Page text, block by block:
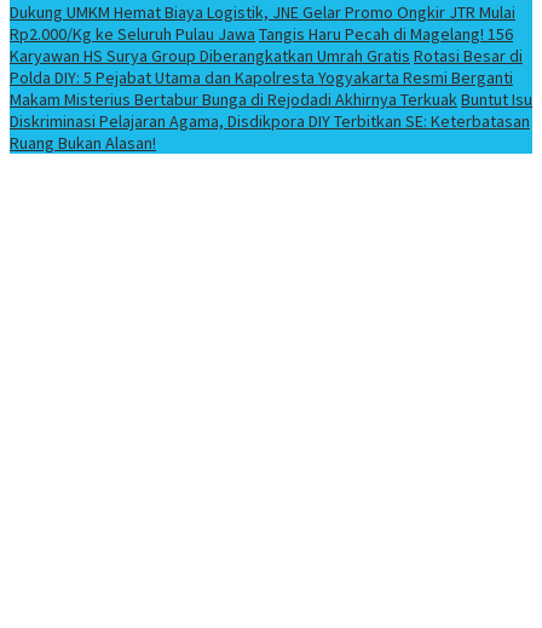
Dukung UMKM Hemat Biaya Logistik, JNE Gelar Promo Ongkir JTR Mulai
Rp2.000/Kg ke Seluruh Pulau Jawa Tangis Haru Pecah di Magelang! 156
Karyawan HS Surya Group Diberangkatkan Umrah Gratis Rotasi Besar di
Polda DIY: 5 Pejabat Utama dan Kapolresta Yogyakarta Resmi Berganti
Makam Misterius Bertabur Bunga di Rejodadi Akhirnya TerkuakBuntut Isu
Diskriminasi Pelajaran Agama, Disdikpora DIY Terbitkan SE: Keterbatasan
Ruang Bukan Alasan!